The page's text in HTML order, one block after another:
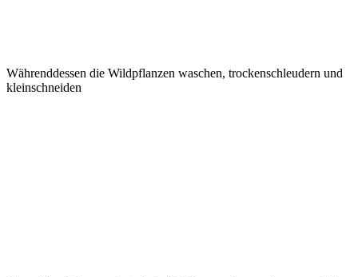
Wäh­rend­des­sen die Wild­pflan­zen waschen, tro­cken­schleu­dern und
kleinschneiden